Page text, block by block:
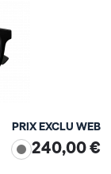
PRIX EXCLU WEB
240,00 €